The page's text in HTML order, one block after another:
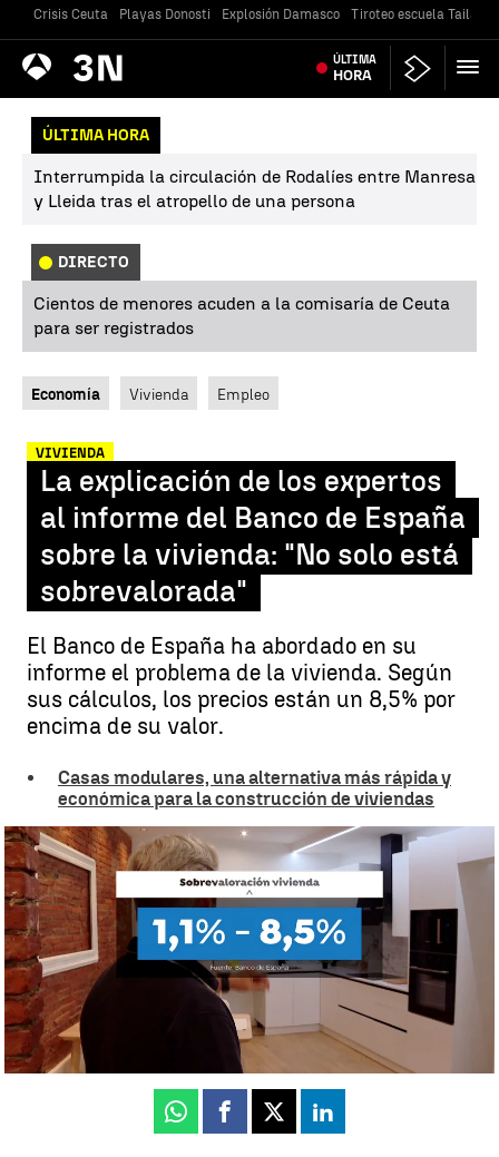
Crisis Ceuta Playas Donosti Explosión Damasco Tiroteo escuela
Antena
3 Noticias ÚLTIMA
HORA
ÚLTIMA HORA
Interrumpida la circulación de Rodalíes entre Manresa
y Lleida tras el atropello de una persona
DIRECTO
Cientos de menores acuden a la comisaría de Ceuta
para ser registrados
Economía Vivienda Empleo
VIVIENDA
La explicación de los expertos
al informe del Banco de España
sobre la vivienda: "No solo está
sobrevalorada"
El Banco de España ha abordado en su
informe el problema de la vivienda. Según
sus cálculos, los precios están un 8,5% por
encima de su valor.
Casas modulares, una alternativa más rápida y
económica para la construcción de viviendas
El Banco de España aborda en su informe el problema de la vivienda
|Antena 3 Noticias
27 de mayo de 2025, 21:30
Whatsapp
Facebook
X Linkedin